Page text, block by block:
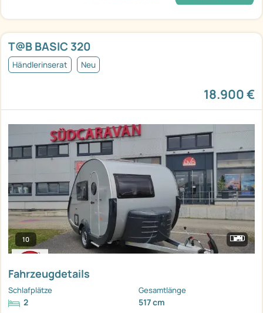
T@B BASIC 320
Händlerinserat Neu
18.900 €
10
Fahrzeugdetails
Schlafplätze
2
Gesamtlänge
517 cm